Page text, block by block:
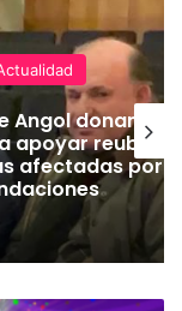
Angol donan
apoyar
afectadas por